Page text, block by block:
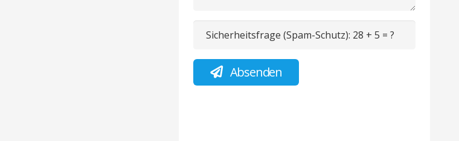
Sicherheitsfrage (Spam-Schutz): 28 + 5 = ?
Absenden